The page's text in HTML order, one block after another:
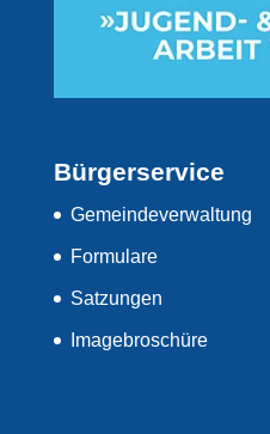
Bürgerservice
Gemeindeverwaltung
Formulare
Satzungen
Imagebroschüre